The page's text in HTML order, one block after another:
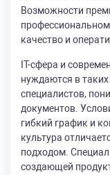
Возможности
качество и
IT-сфера и
нуждаются в
специалистов,
документов.
гибкий график и
культура
подходом.
создающей